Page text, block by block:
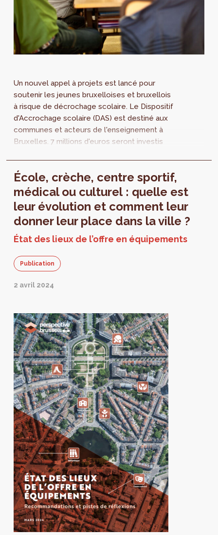
Un nouvel appel à projets est lancé pour
soutenir les jeunes bruxelloises et bruxellois
à risque de décrochage scolaire. Le Dispositif
d'Accrochage scolaire (DAS) est destiné aux
communes et acteurs de l'enseignement à
Bruxelles. 7 millions d'euros seront investis
comment y participer et introduire votre
candidature.
École, crèche, centre sportif,
médical ou culturel : quelle est
leur évolution et comment leur
donner leur place dans la ville ?
État des lieux de l’offre en équipements
Publication
2 avril 2024